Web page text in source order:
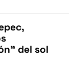
del sol